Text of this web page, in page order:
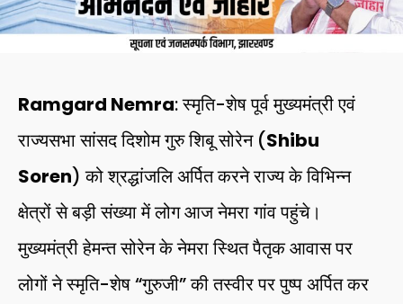
Ramgard Nemra: स्मृति-शेष पूर्व मुख्यमंत्री एवं
राज्यसभा सांसद दिशोम गुरु शिबू सोरेन (Shibu
Soren) को श्रद्धांजलि अर्पित करने राज्य के विभिन्न
क्षेत्रों से बड़ी संख्या में लोग आज नेमरा गांव पहुंचे।
मुख्यमंत्री हेमन्त सोरेन के नेमरा स्थित पैतृक आवास पर
लोगों ने स्मृति-शेष “गुरुजी” की तस्वीर पर पुष्प अर्पित कर